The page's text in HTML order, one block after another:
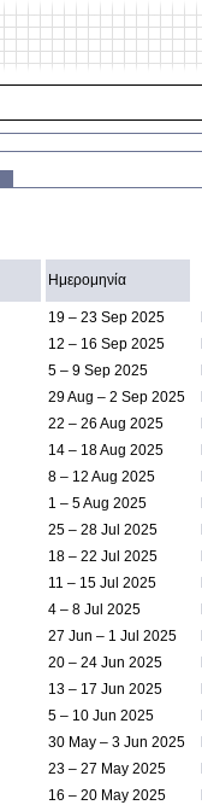
Ημερομηνία
19 – 23 Sep 2025
12 – 16 Sep 2025
5 – 9 Sep 2025
29 Aug – 2 Sep 2025
22 – 26 Aug 2025
14 – 18 Aug 2025
8 – 12 Aug 2025
1 – 5 Aug 2025
25 – 28 Jul 2025
18 – 22 Jul 2025
11 – 15 Jul 2025
4 – 8 Jul 2025
27 Jun – 1 Jul 2025
20 – 24 Jun 2025
13 – 17 Jun 2025
5 – 10 Jun 2025
30 May – 3 Jun 2025
23 – 27 May 2025
16 – 20 May 2025